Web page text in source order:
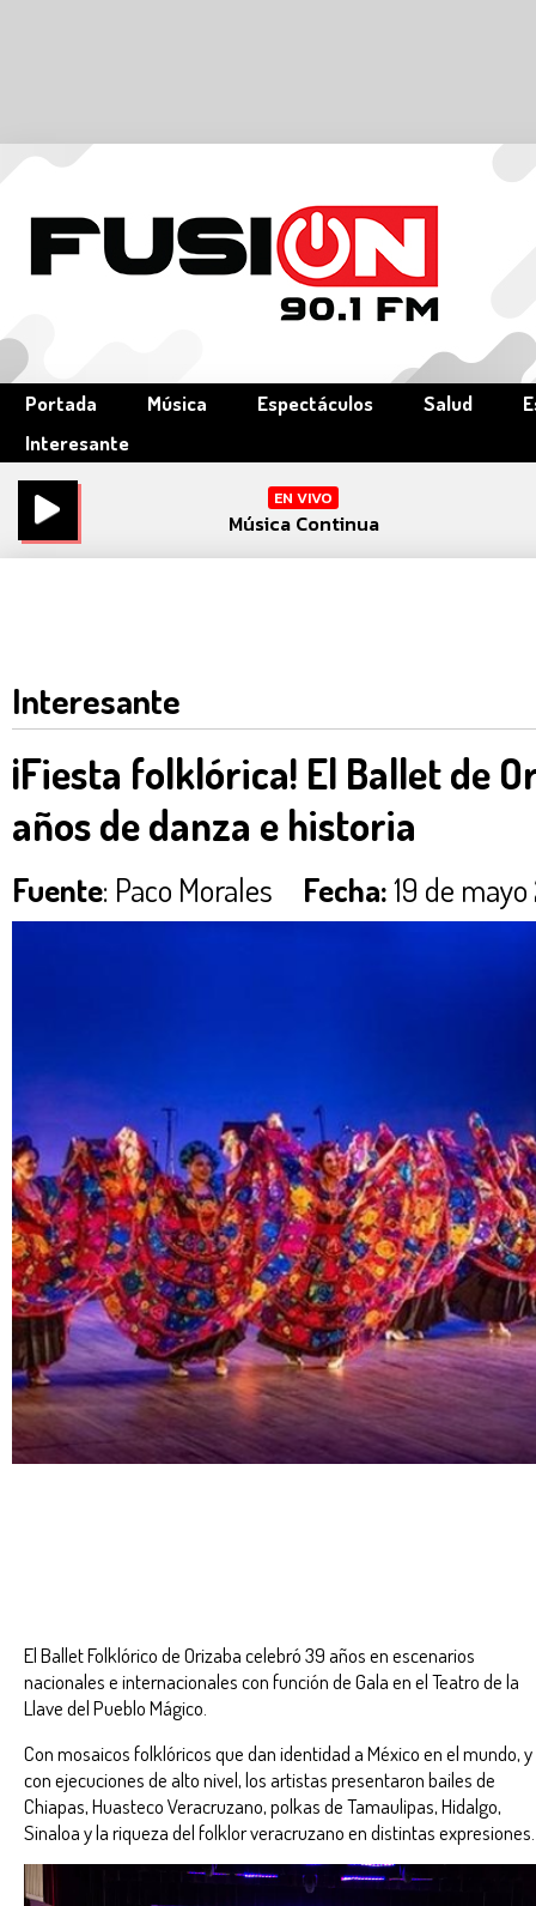
Portada Música Espectáculos Salud
Interesante
EN VIVO
Música Continua
Interesante
¡Fiesta folklórica! El Ballet de
años de danza e historia
Fuente: Paco Morales Fecha:19 de
El Ballet Folklórico de Orizaba celebró 39 años en escenarios
nacionales e internacionales con función de Gala en el Teatro de la
Llave del Pueblo Mágico.
Con mosaicos folklóricos que dan identidad a México en el mundo, y
con ejecuciones de alto nivel, los artistas presentaron bailes de
Chiapas, Huasteco Veracruzano, polkas de Tamaulipas, Hidalgo,
Sinaloa y la riqueza del folklor veracruzano en distintas expresiones.